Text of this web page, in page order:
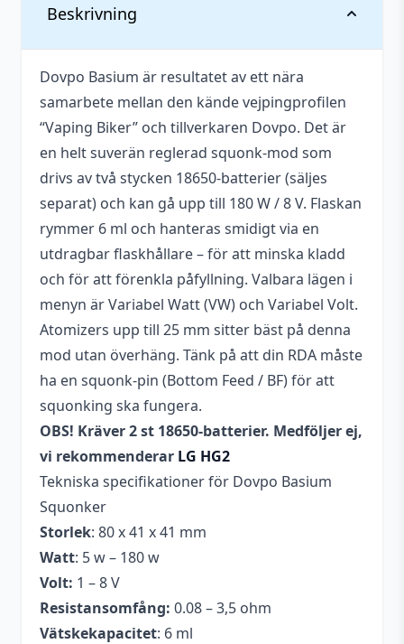
Beskrivning
Dovpo Basium är resultatet av ett nära
samarbete mellan den kände vejpingprofilen
“Vaping Biker” och tillverkaren Dovpo. Det är
en helt suverän reglerad squonk-mod som
drivs av två stycken 18650-batterier (säljes
separat) och kan gå upp till 180 W / 8 V. Flaskan
rymmer 6 ml och hanteras smidigt via en
utdragbar flaskhållare – för att minska kladd
och för att förenkla påfyllning. Valbara lägen i
menyn är Variabel Watt (VW) och Variabel Volt.
Atomizers upp till 25 mm sitter bäst på denna
mod utan överhäng. Tänk på att din RDA måste
ha en squonk-pin (Bottom Feed / BF) för att
squonking ska fungera.
OBS! Kräver 2 st 18650-batterier. Medföljer ej,
vi rekommenderar LG HG2
Tekniska specifikationer för Dovpo Basium
Squonker
Storlek: 80 x 41 x 41 mm
Watt: 5 w – 180 w
Volt: 1 – 8 V
Resistansomfång: 0.08 – 3,5 ohm
Vätskekapacitet: 6 ml
Tillverkare
Typ
Mod (Reglerbar squonk)
Vätskekapacitet 6 ml
Egenskaper
Avancerat, För erfarna
vejpare, Justerbara
inställningar